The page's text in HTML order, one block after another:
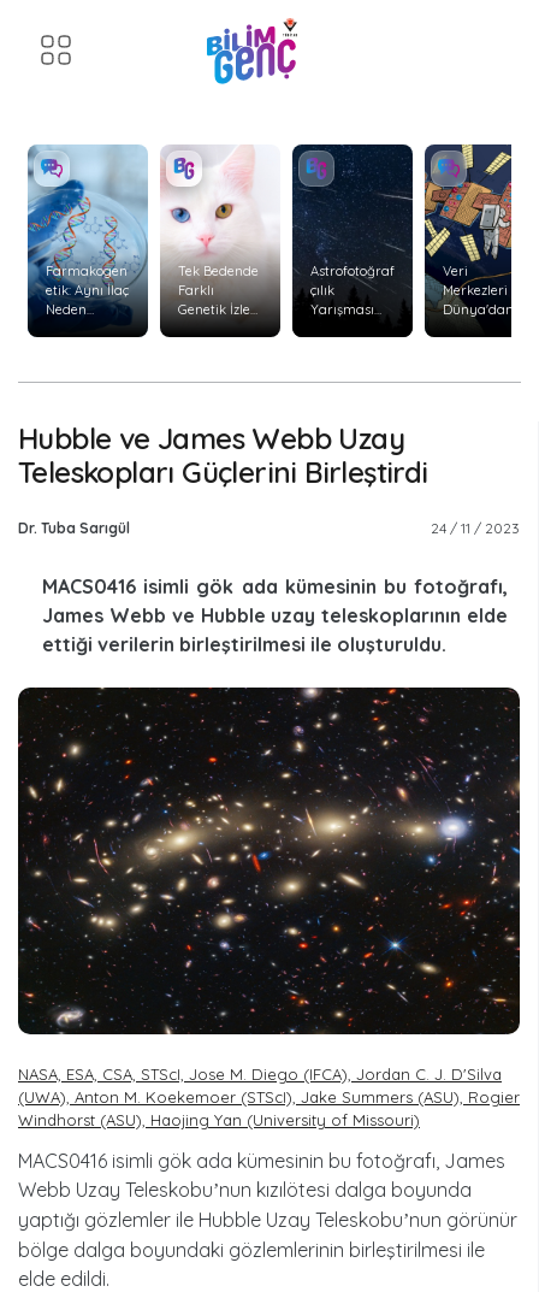
Farmakogen
etik: Aynı İlaç
Neden
?
Tek Bedende
Farklı
Genetik İzler:
Kimerizm
Astrofotoğraf
çılık
Yarışması
Veri
Merkezleri
Dünya'dan
Hubble ve James Webb Uzay
Teleskopları Güçlerini Birleştirdi
Dr. Tuba Sarıgül 24 / 11 / 2023
MACS0416 isimli gök ada kümesinin bu fotoğrafı,
James Webb ve Hubble uzay teleskoplarının elde
ettiği verilerin birleştirilmesi ile oluşturuldu.
NASA, ESA, CSA, STScI, Jose M. Diego (IFCA), Jordan C. J. D'Silva
(UWA), Anton M. Koekemoer (STScI), Jake Summers (ASU), Rogier
Windhorst (ASU), Haojing Yan (University of Missouri)
MACS0416 isimli gök ada kümesinin bu fotoğrafı, James
Webb Uzay Teleskobu’nun kızılötesi dalga boyunda
yaptığı gözlemler ile Hubble Uzay Teleskobu’nun görünür
bölge dalga boyundaki gözlemlerinin birleştirilmesi ile
elde edildi.